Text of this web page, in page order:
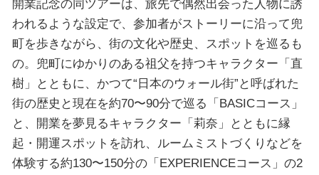
開業記念の同ツアーは、旅先で偶然出会った人物に誘
われるような設定で、参加者がストーリーに沿って兜
町を歩きながら、街の文化や歴史、スポットを巡るも
の。兜町にゆかりのある祖父を持つキャラクター「直
樹」とともに、かつて“日本のウォール街”と呼ばれた
街の歴史と現在を約70〜90分で巡る「BASICコース」
と、開業を夢見るキャラクター「莉奈」とともに縁
起・開運スポットを訪れ、ルームミストづくりなどを
体験する約130〜150分の「EXPERIENCEコース」の2